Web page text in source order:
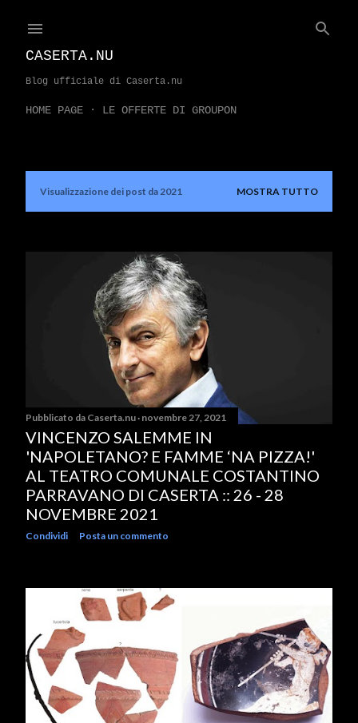
CASERTA.NU
Blog ufficiale di Caserta.nu
HOME PAGE LE OFFERTE DI GROUPON
PVisualizzazione dei post da 2021 MOSTRA TUTTO
Pubblicato da Caserta.nu novembre 27, 2021
VINCENZO SALEMME IN
'NAPOLETANO? E FAMME ‘NA PIZZA!'
AL TEATRO COMUNALE COSTANTINO
PARRAVANO DI CASERTA :: 26 - 28
NOVEMBRE 2021
Condividi Posta un commento